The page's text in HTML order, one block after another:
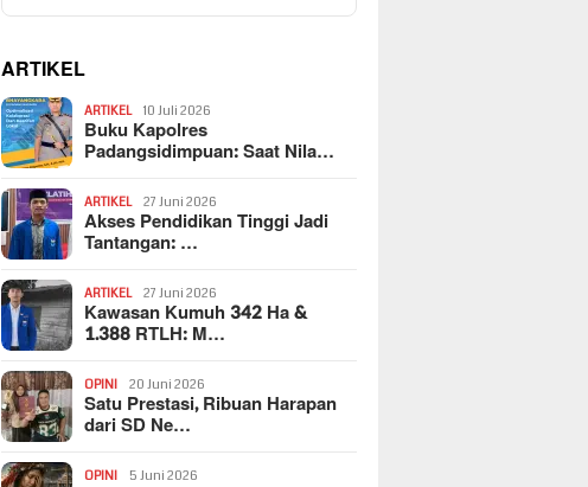
ARTIKEL
ARTIKEL 10 Juli 2026
Buku Kapolres
Padangsidimpuan: Saat Nila…
ARTIKEL 27 Juni 2026
Akses Pendidikan Tinggi Jadi
Tantangan: …
ARTIKEL 27 Juni 2026
Kawasan Kumuh 342 Ha &
1.388 RTLH: M…
OPINI 20 Juni 2026
Satu Prestasi, Ribuan Harapan
dari SD Ne…
OPINI 5 Juni 2026